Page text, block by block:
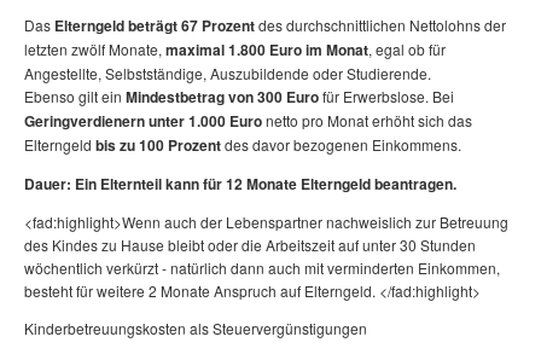
Das Elterngeld beträgt 67 Prozentdes durchschnittlichen Nettolohns der
letzten zwölf Monate, maximal 1.800 Euro im Monat, egal ob für
Angestellte, Selbstständige, Auszubildende oder Studierende.
Ebenso gilt ein Mindestbetrag von 300 Eurofür Erwerbslose. Bei
Geringverdienern unter 1.000 Euronetto pro Monat erhöht sich das
Elterngeld bis zu 100 Prozentdes davor bezogenen Einkommens.
Dauer: Ein Elternteil kann für 12 Monate Elterngeld beantragen.
<fad:highlight>Wenn auch der Lebenspartner nachweislich zur Betreuung
des Kindes zu Hause bleibt oder die Arbeitszeit auf unter 30 Stunden
wöchentlich verkürzt - natürlich dann auch mit verminderten Einkommen,
besteht für weitere 2 Monate Anspruch auf Elterngeld. </fad:highlight>
Kinderbetreuungskosten als Steuervergünstigungen